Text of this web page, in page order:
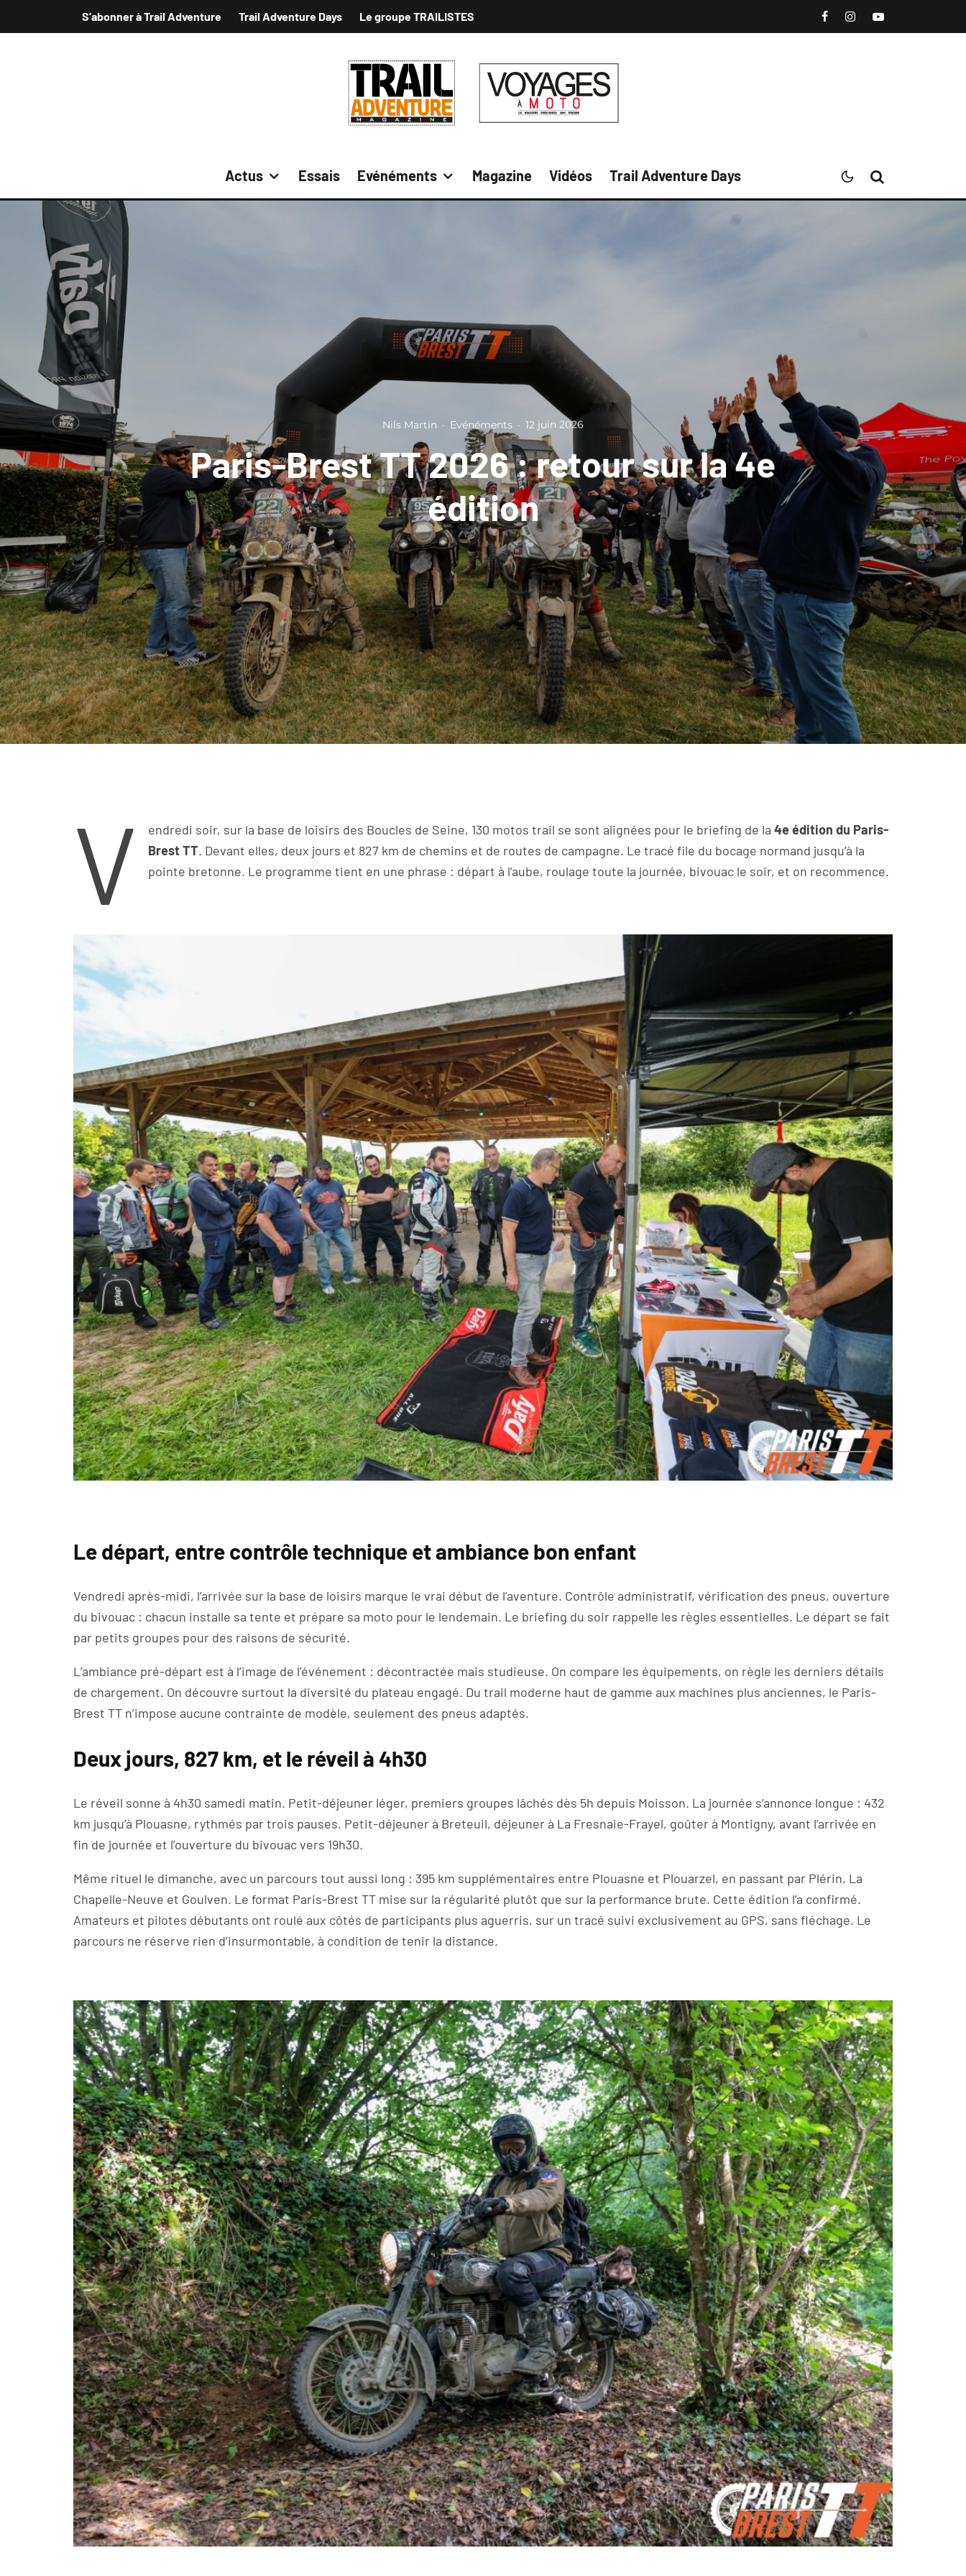
S’abonner à Trail Adventure Trail Adventure Days Le groupe TRAILISTES
Actus Essais Evénéments Magazine Vidéos Trail Adventure Days
Nils Martin · Evénéments · 12 juin 2026
Paris-Brest TT 2026 : retour sur la 4e
édition
V endredi soir, sur la base de loisirs des Boucles de Seine, 130 motos trail se sont alignées pour le briefing de la4e édition du Paris-
Brest TT. Devant elles, deux jours et 827 km de chemins et de routes de campagne. Le tracé file du bocage normand jusqu’à la
pointe bretonne. Le programme tient en une phrase : départ à l’aube, roulage toute la journée, bivouac le soir, et on recommence.
Le départ, entre contrôle technique et ambiance bon enfant
Vendredi après-midi, l’arrivée sur la base de loisirs marque le vrai début de l’aventure. Contrôle administratif, vérification des pneus, ouverture
du bivouac : chacun installe sa tente et prépare sa moto pour le lendemain. Le briefing du soir rappelle les règles essentielles. Le départ se fait
par petits groupes pour des raisons de sécurité.
L’ambiance pré-départ est à l’image de l’événement : décontractée mais studieuse. On compare les équipements, on règle les derniers détails
de chargement. On découvre surtout la diversité du plateau engagé. Du trail moderne haut de gamme aux machines plus anciennes, le Paris-
Brest TT n’impose aucune contrainte de modèle, seulement des pneus adaptés.
Deux jours, 827 km, et le réveil à 4h30
Le réveil sonne à 4h30 samedi matin. Petit-déjeuner léger, premiers groupes lâchés dès 5h depuis Moisson. La journée s’annonce longue : 432
km jusqu’à Plouasne, rythmés par trois pauses. Petit-déjeuner à Breteuil, déjeuner à La Fresnaie-Frayel, goûter à Montigny, avant l’arrivée en
fin de journée et l’ouverture du bivouac vers 19h30.
Même rituel le dimanche, avec un parcours tout aussi long : 395 km supplémentaires entre Plouasne et Plouarzel, en passant par Plérin, La
Chapelle-Neuve et Goulven. Le format Paris-Brest TT mise sur la régularité plutôt que sur la performance brute. Cette édition l’a confirmé.
Amateurs et pilotes débutants ont roulé aux côtés de participants plus aguerris, sur un tracé suivi exclusivement au GPS, sans fléchage. Le
parcours ne réserve rien d’insurmontable, à condition de tenir la distance.